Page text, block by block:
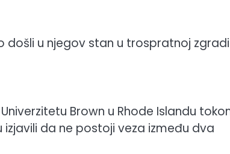
došli u njegov stan u trospratnoj zgradi
Brown u Rhode Islandu
izjavili da ne postoji veza između dva